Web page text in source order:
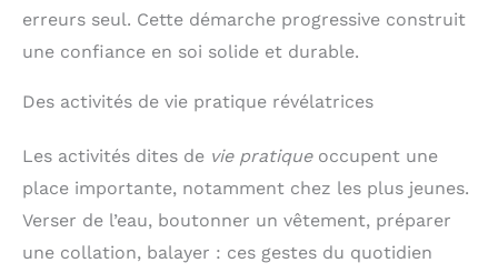
erreurs seul. Cette démarche progressive construit
une confiance en soi solide et durable.
Des activités de vie pratique révélatrices
Les activités dites de vie pratiqueoccupent une
place importante, notamment chez les plus jeunes.
Verser de l’eau, boutonner un vêtement, préparer
une collation, balayer : ces gestes du quotidien